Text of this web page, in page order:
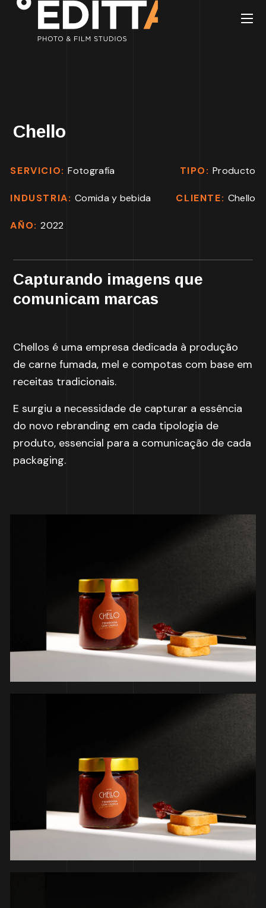
Chello
SERVICIO:Fotografía TIPO:Producto
INDUSTRIA:Comida y bebida CLIENTE: Chello
AÑO:2022
Capturando imagens que
comunicam marcas
Chellos é uma empresa dedicada à produção
de carne fumada, mel e compotas com base em
receitas tradicionais.
E surgiu a necessidade de capturar a essência
do novo rebranding em cada tipologia de
produto, essencial para a comunicação de cada
packaging.